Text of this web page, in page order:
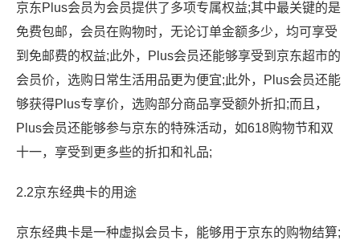
京东Plus会员为会员提供了多项专属权益;其中最关键的是
免费包邮，会员在购物时，无论订单金额多少，均可享受
到免邮费的权益;此外，Plus会员还能够享受到京东超市的
会员价，选购日常生活用品更为便宜;此外，Plus会员还能
够获得Plus专享价，选购部分商品享受额外折扣;而且，
Plus会员还能够参与京东的特殊活动，如618购物节和双
十一，享受到更多些的折扣和礼品;
2.2京东经典卡的用途
京东经典卡是一种虚拟会员卡，能够用于京东的购物结算;